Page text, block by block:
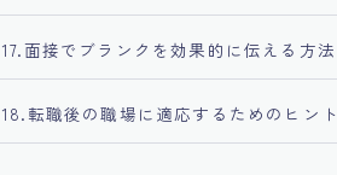
17.面接でブランクを効果的に伝える方法
18.転職後の職場に適応するためのヒント